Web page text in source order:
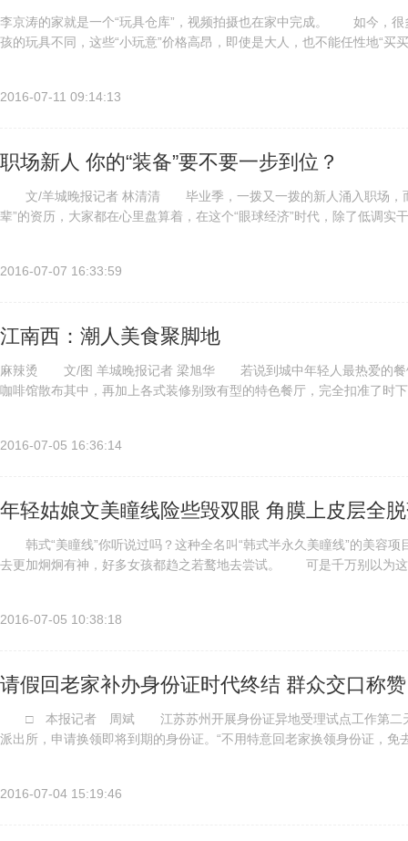
李京涛的家就是一个“玩具仓库”，视频拍摄也在家中完成。 如今，很
孩的玩具不同，这些“小玩意”价格高昂，即使是大人，也不能任性地“买
2016-07-11 09:14:13
职场新人 你的“装备”要不要一步到位？
文/羊城晚报记者 林清清 毕业季，一拨又一拨的新人涌入职场，而
辈”的资历，大家都在心里盘算着，在这个“眼球经济”时代，除了低调实
2016-07-07 16:33:59
江南西：潮人美食聚脚地
麻辣烫 文/图 羊城晚报记者 梁旭华 若说到城中年轻人最热爱的餐饮
咖啡馆散布其中，再加上各式装修别致有型的特色餐厅，完全扣准了时
2016-07-05 16:36:14
年轻姑娘文美瞳线险些毁双眼 角膜上皮层全
韩式“美瞳线”你听说过吗？这种全名叫“韩式半永久美瞳线”的美容项
去更加炯炯有神，好多女孩都趋之若鹜地去尝试。 可是千万别以为
2016-07-05 10:38:18
请假回老家补办身份证时代终结 群众交口称赞
□ 本报记者 周斌 江苏苏州开展身份证异地受理试点工作第二天
派出所，申请换领即将到期的身份证。“不用特意回老家换领身份证，
2016-07-04 15:19:46